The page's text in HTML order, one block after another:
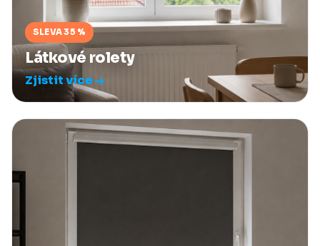
SLEVA 35 %
Látkové rolety
Zjistit více